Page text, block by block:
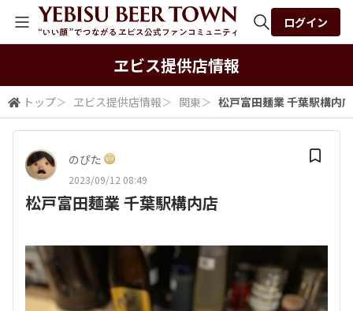
検索
ログイン
ヱビス提供店情報
トップ＞ ヱビス提供店情報＞ 関東＞ 松戸富田麺業 千葉駅構内店
のぴた
2023/09/12 08:49
松戸富田麺業 千葉駅構内店